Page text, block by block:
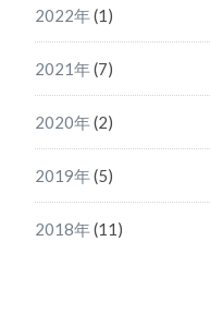
2022年(1)
2021年(7)
2020年(2)
2019年(5)
2018年(11)